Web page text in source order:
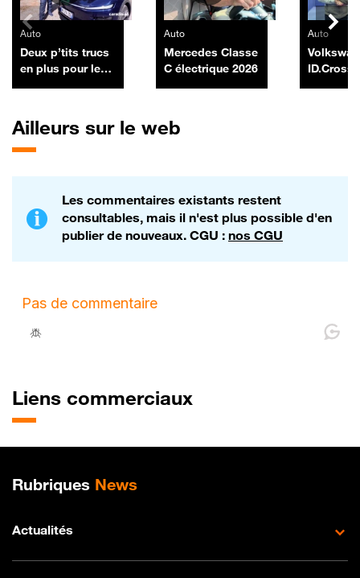
Auto
Deux p’tits trucs
en plus pour le
Auto
Mercedes Classe
C électrique 2026
Auto
ID.Cross
Ailleurs sur le web
Les commentaires existants restent
consultables, mais il n'est plus possible d'en
publier de nouveaux. CGU : nos CGU
Liens commerciaux
Plan de site
Rubriques News
Actualités